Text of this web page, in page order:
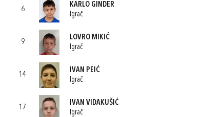
6
KARLO GINDER
Igrač
9
LOVRO MIKIĆ
Igrač
14
IVAN PEIĆ
Igrač
17
IVAN VIDAKUŠIĆ
Igrač